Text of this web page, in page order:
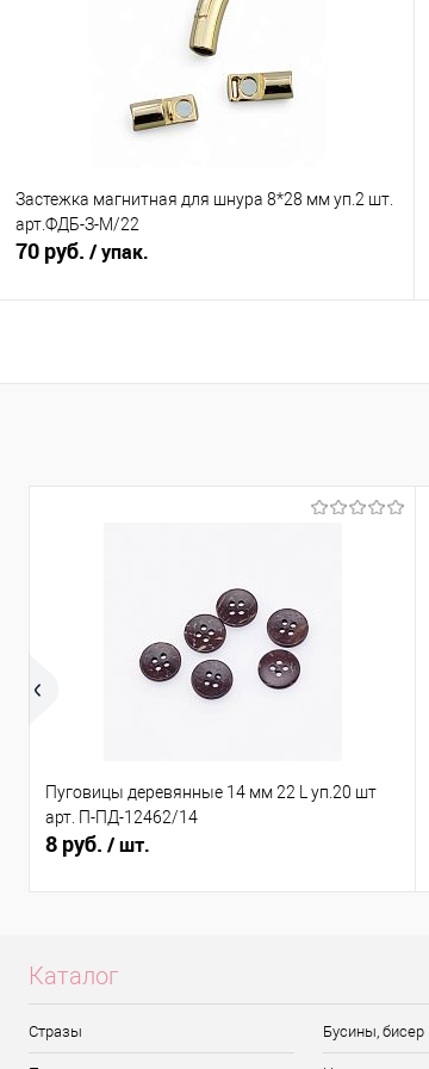
Никель Оксид
Застежка магнитная для шнура 8*28 мм уп.2 шт.
арт.ФДБ-З-М/22
70 руб. / упак.
Цвет
Пуговицы деревянные 14 мм 22 L уп.20 шт
арт. П-ПД-12462/14
8 руб. / шт.
Каталог
Стразы Бусины, бисер